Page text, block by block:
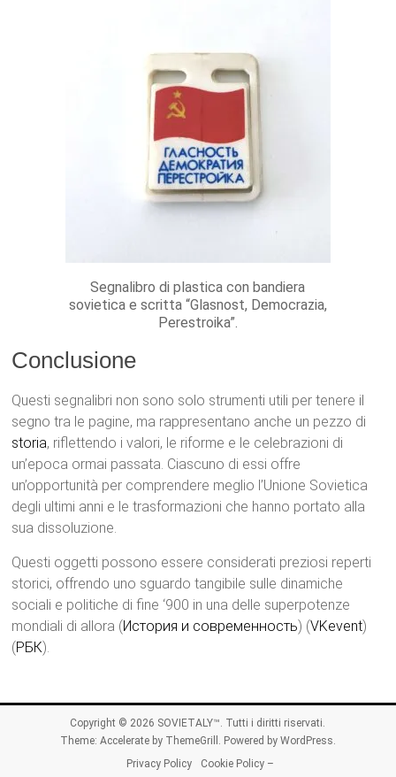
Segnalibro di plastica con bandiera
sovietica e scritta “Glasnost, Democrazia,
Perestroika”.
Conclusione
Questi segnalibri non sono solo strumenti utili per tenere il
segno tra le pagine, ma rappresentano anche un pezzo di
storia, riflettendo i valori, le riforme e le celebrazioni di
un’epoca ormai passata. Ciascuno di essi offre
un’opportunità per comprendere meglio l’Unione Sovietica
degli ultimi anni e le trasformazioni che hanno portato alla
sua dissoluzione.
Questi oggetti possono essere considerati preziosi reperti
storici, offrendo uno sguardo tangibile sulle dinamiche
sociali e politiche di fine ‘900 in una delle superpotenze
mondiali di allora​ (История и современность)​​ (VKevent)​​
(РБК)​.
Copyright © 2026 SOVIETALY™. Tutti i diritti riservati.
Theme: Accelerateby ThemeGrill. Powered by WordPress.
Privacy Policy
Cookie Policy –